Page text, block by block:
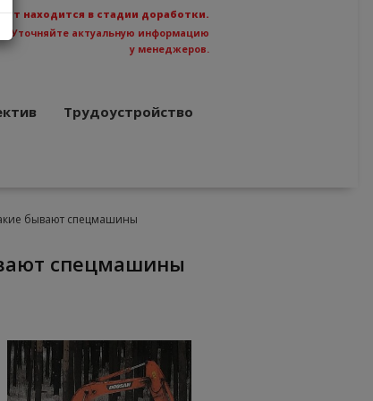
находится в стадии доработки.
Уточняйте актуальную информацию
у менеджеров.
Трудоустройство
бывают спецмашины
спецмашины